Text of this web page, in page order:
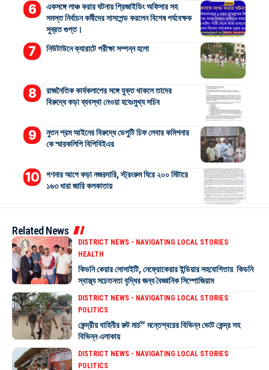
একসঙ্গে লাঞ্চ করার ঘটনায় প্রিজাইডিং অফিসার সহ
সমস্ত নির্বাচন কর্মীদের সাসপেন্ড করলেন বিশেষ পর্যবেক্ষক
সুব্রত গুপ্ত।
নিউটাউনে ক্যারাটে পরীক্ষা সম্পন্ন হলো
রাজনৈতিক কার্যকলাপের সঙ্গে যুক্ত থাকলে তাদের
বিরুদ্ধে কড়া ব্যবস্থা নেওয়া হবেঃমুখ্য সচিব
নুতন শ্রম আইনের বিরুদ্ধে ডেপুটি চিফ লেবার কমিশনার
কে স্মারকলিপি বিপিবিইএর
গণনার আগে কড়া নজরদারি, স্ট্রংরুম ঘিরে ২০০ মিটারে
১৬৩ ধারা জারি কলকাতায়
Related News
DISTRICT NEWS - NAVIGATING LOCAL STORIES
HEALTH
কিডনি কেয়ার সোসাইটি, নেফ্রোকেয়ার ইন্ডিয়ার সহযোগিতায় কিডনি
স্বাস্থ্য সচেতনতা বৃদ্ধির জন্য বৈজ্ঞানিক সিম্পোজিয়াম
DISTRICT NEWS - NAVIGATING LOCAL STORIES
POLITICS
কেন্দ্রীয় বাহিনীর রুট মার্চ” মন্তেশ্বরের বিভিন্ন ভোট কেন্দ্র সহ
বিভিন্ন এলাকায়
DISTRICT NEWS - NAVIGATING LOCAL STORIES
POLITICS